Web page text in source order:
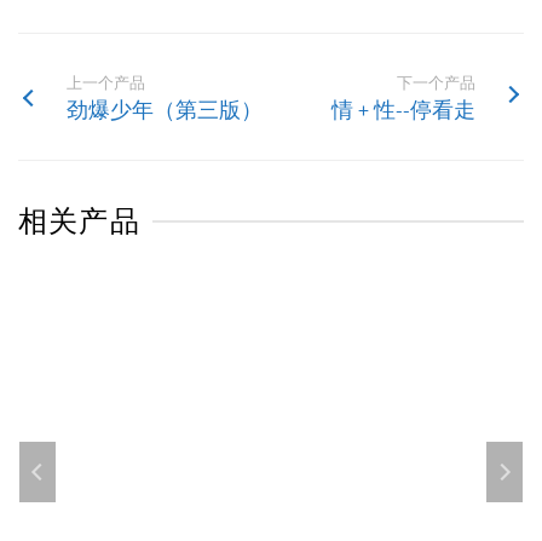
上一个产品
劲爆少年（第三版）
下一个产品
情 + 性--停看走
相关产品